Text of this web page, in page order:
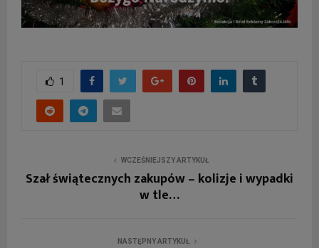
1
WCZEŚNIEJSZY ARTYKUŁ
Szał świątecznych zakupów – kolizje i wypadki
w tle…
NASTĘPNY ARTYKUŁ